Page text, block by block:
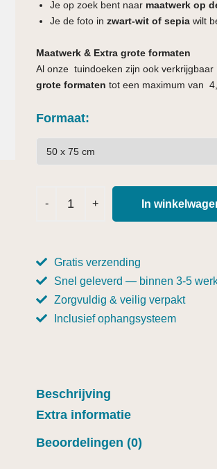
Je op zoek bent naar maatwerk op
Je de foto in zwart-wit of sepia wilt
Maatwerk & Extra grote formaten
Al onze tuindoeken zijn ook verkrijgbaar
grote formaten tot een maximum van
Formaat
In
Gratis verzending
Snel geleverd — binnen 3-5
Zorgvuldig & veilig verpakt
Inclusief ophangsysteem
Beschrijving
Extra informatie
Beoordelingen (0)